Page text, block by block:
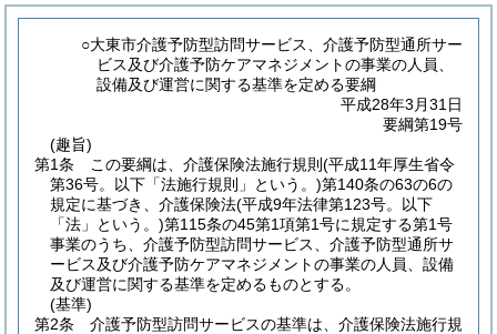
○大東市介護予防型訪問サービス、介護予防型通所サー
ビス及び介護予防ケアマネジメントの事業の人員、
設備及び運営に関する基準を定める要綱
平成28年3月31日
要綱第19号
(趣旨)
第1条
この要綱は、介護保険法施行規則 (平成11年厚生省令
第36号。以下「法施行規則」という。)第140条の63の6の
規定に基づき、介護保険法(平成9年法律第123号。以下
「法」という。)第115条の45第1項第1号に規定する第1号
事業のうち、介護予防型訪問サービス、介護予防型通所サ
ービス及び介護予防ケアマネジメントの事業の人員、設備
及び運営に関する基準を定めるものとする。
(基準)
第2条
介護予防型訪問サービスの基準は、介護保険法施行規